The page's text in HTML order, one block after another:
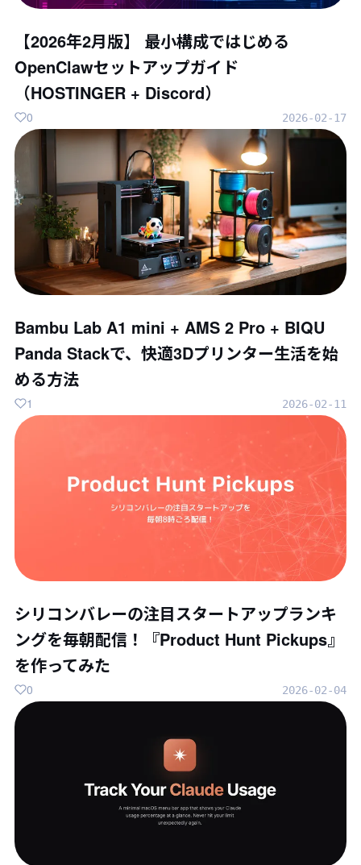
【2026年2月版】 最小構成ではじめる
OpenClawセットアップガイド
（HOSTINGER + Discord）
2026-02-17
0
Bambu Lab A1 mini + AMS 2 Pro + BIQU
Panda Stackで、快適3Dプリンター生活を始
める方法
2026-02-11
1
シリコンバレーの注目スタートアップランキ
ングを毎朝配信！『Product Hunt Pickups』
を作ってみた
2026-02-04
0